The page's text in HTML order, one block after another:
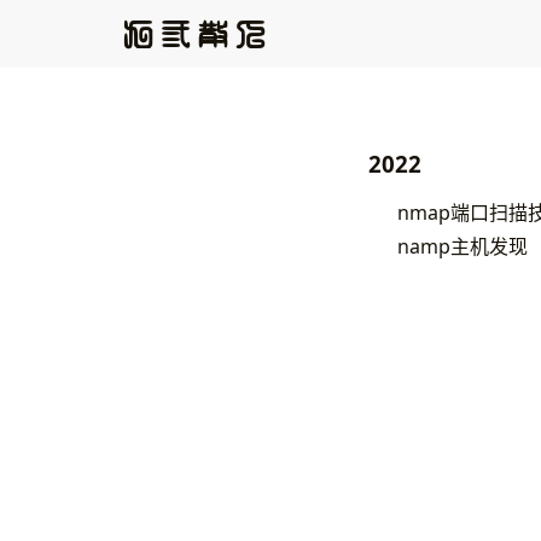
2022
nmap端口扫描
namp主机发现